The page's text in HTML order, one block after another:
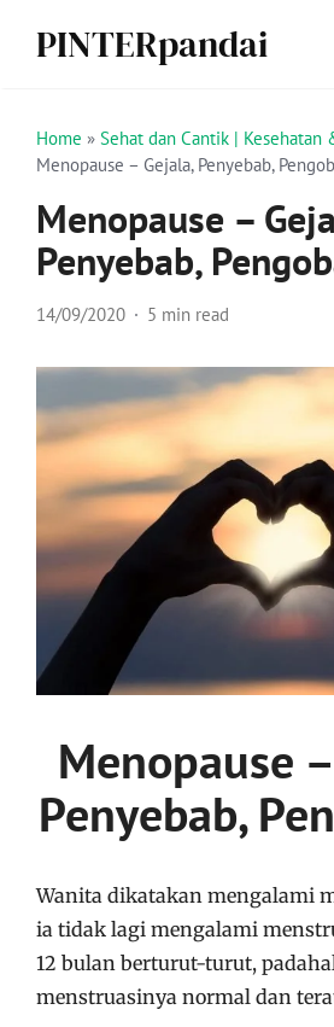
PINTERpandai
Home » Sehat dan Cantik | Kesehatan
Menopause – Gejala, Penyebab,
Menopause –
Penyebab,
14/09/2020 5 min read
Menopause
Penyebab,
Wanita dikatakan mengalami
ia tidak lagi mengalami
12 bulan berturut-turut,
menstruasinya normal dan